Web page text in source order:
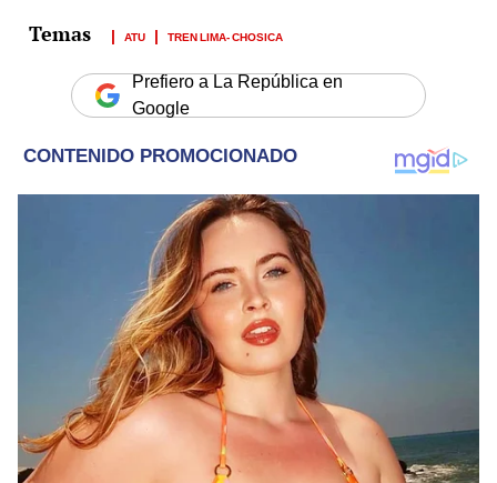
ATU TREN LIMA- CHOSICA
Prefiero a La República en
Google